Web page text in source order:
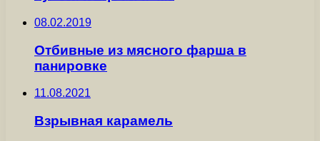
08.02.2019
Отбивные из мясного фарша в
панировке
11.08.2021
Взрывная карамель